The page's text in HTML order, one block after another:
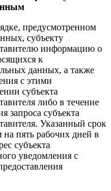
предусмотренном
субъекту
информацию о
к
данных, а также
с этими
субъекта
либо в течение
запроса субъекта
Указанный срок
пять рабочих дней в
субъекта
уведомления с